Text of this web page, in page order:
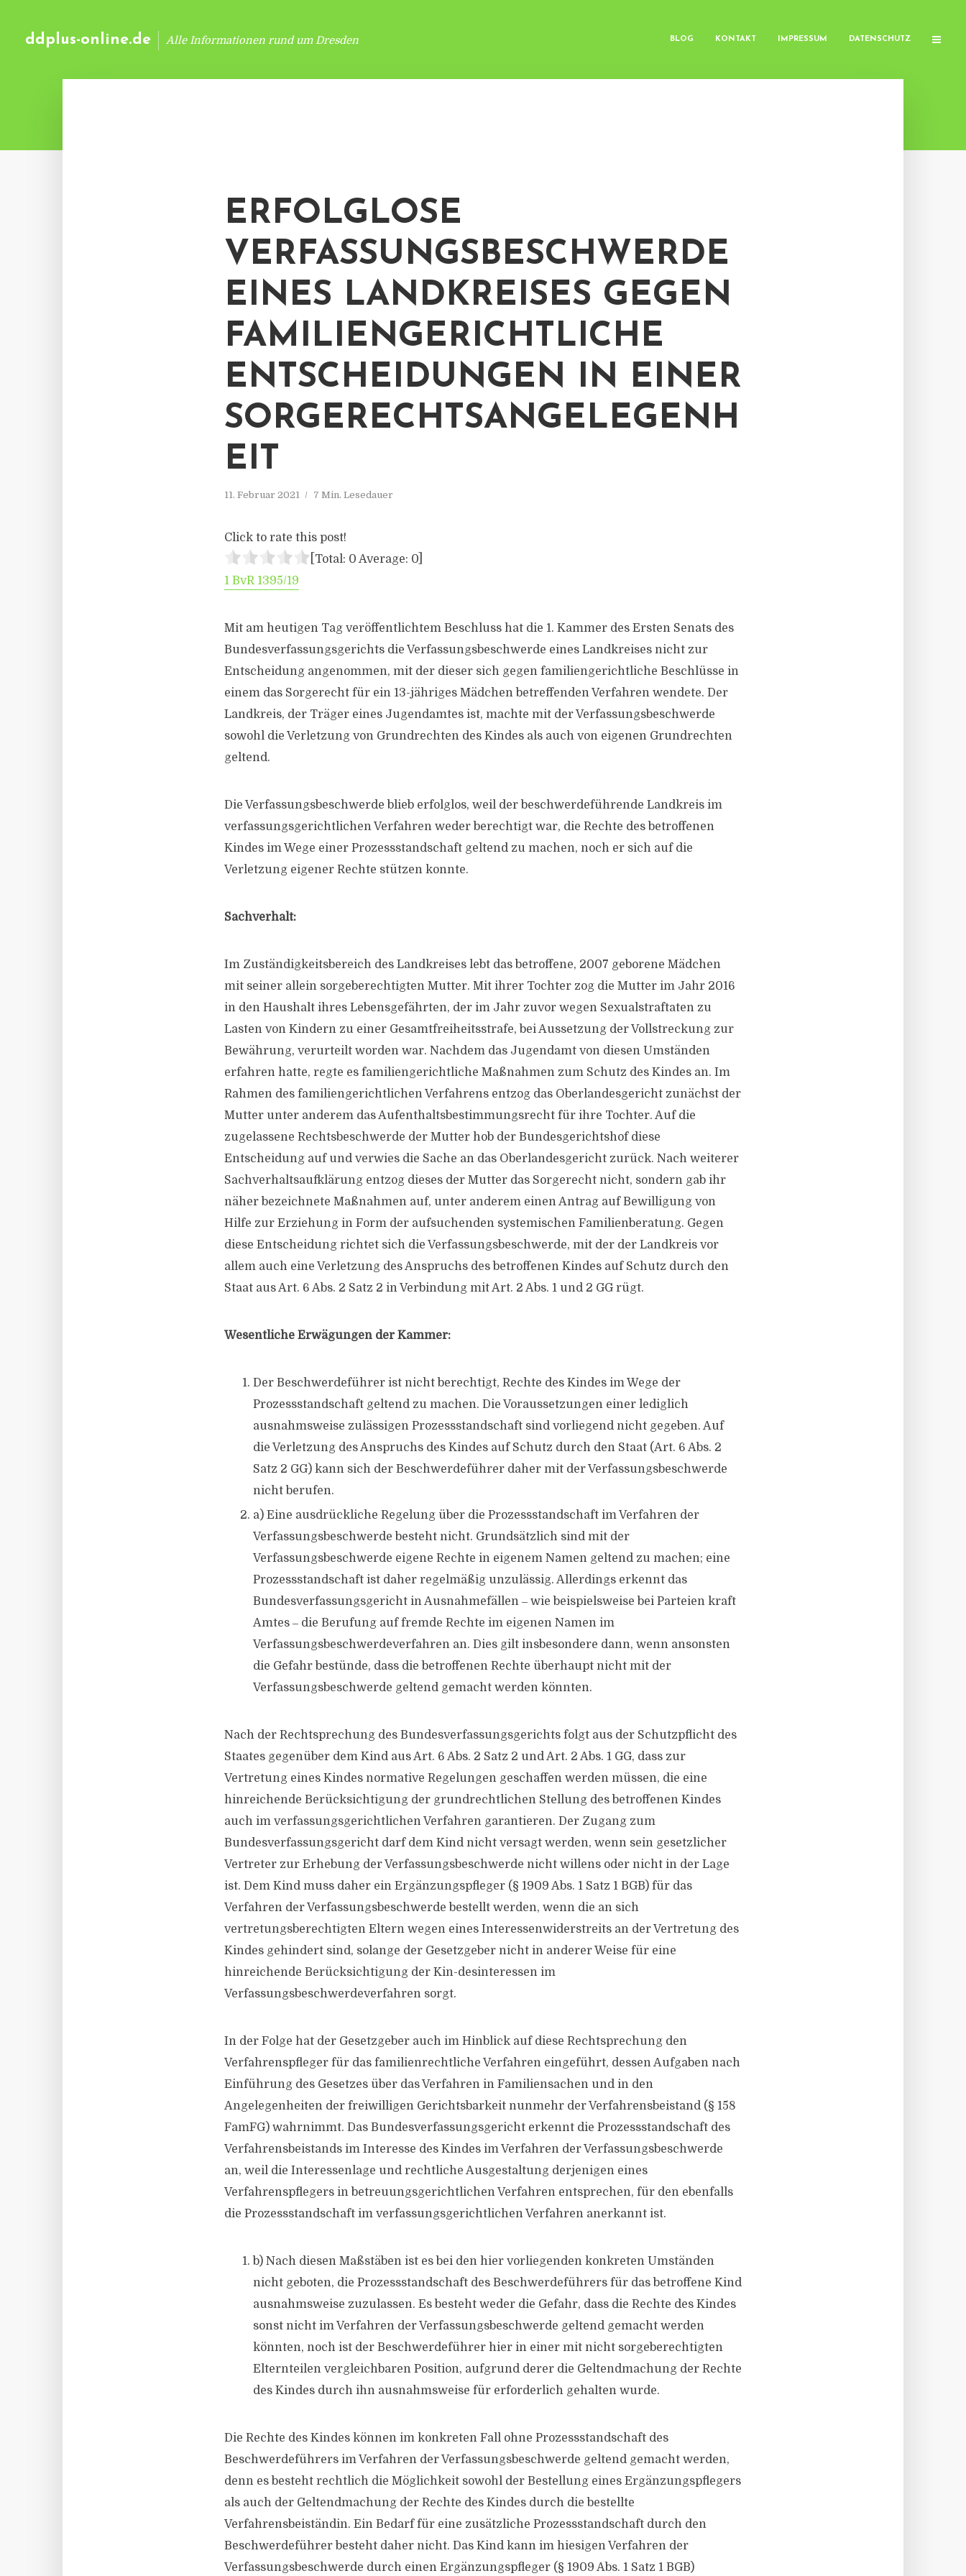
ddplus-online.de Alle Informationen rund um Dresden BLOG KONTAKT IMPRESSUM DATENSCHUTZ
ERFOLGLOSE
VERFASSUNGSBESCHWERDE
EINES LANDKREISES GEGEN
FAMILIENGERICHTLICHE
ENTSCHEIDUNGEN IN EINER
SORGERECHTSANGELEGENH
EIT
11. Februar 2021 7 Min. Lesedauer
Click to rate this post!
[Total: 0 Average: 0
1 BvR 1395/19
Mit am heutigen Tag veröffentlichtem Beschluss hat die 1. Kammer des Ersten Senats des
Bundesverfassungsgerichts die Verfassungsbeschwerde eines Landkreises nicht zur
Entscheidung angenommen, mit der dieser sich gegen familiengerichtliche Beschlüsse in
einem das Sorgerecht für ein 13-jähriges Mädchen betreffenden Verfahren wendete. Der
Landkreis, der Träger eines Jugendamtes ist, machte mit der Verfassungsbeschwerde
sowohl die Verletzung von Grundrechten des Kindes als auch von eigenen Grundrechten
geltend.
Die Verfassungsbeschwerde blieb erfolglos, weil der beschwerdeführende Landkreis im
verfassungsgerichtlichen Verfahren weder berechtigt war, die Rechte des betroffenen
Kindes im Wege einer Prozessstandschaft geltend zu machen, noch er sich auf die
Verletzung eigener Rechte stützen konnte.
Sachverhalt:
Im Zuständigkeitsbereich des Landkreises lebt das betroffene, 2007 geborene Mädchen
mit seiner allein sorgeberechtigten Mutter. Mit ihrer Tochter zog die Mutter im Jahr 2016
in den Haushalt ihres Lebensgefährten, der im Jahr zuvor wegen Sexualstraftaten zu
Lasten von Kindern zu einer Gesamtfreiheitsstrafe, bei Aussetzung der Vollstreckung zur
Bewährung, verurteilt worden war. Nachdem das Jugendamt von diesen Umständen
erfahren hatte, regte es familiengerichtliche Maßnahmen zum Schutz des Kindes an. Im
Rahmen des familiengerichtlichen Verfahrens entzog das Oberlandesgericht zunächst der
Mutter unter anderem das Aufenthaltsbestimmungsrecht für ihre Tochter. Auf die
zugelassene Rechtsbeschwerde der Mutter hob der Bundesgerichtshof diese
Entscheidung auf und verwies die Sache an das Oberlandesgericht zurück. Nach weiterer
Sachverhaltsaufklärung entzog dieses der Mutter das Sorgerecht nicht, sondern gab ihr
näher bezeichnete Maßnahmen auf, unter anderem einen Antrag auf Bewilligung von
Hilfe zur Erziehung in Form der aufsuchenden systemischen Familienberatung. Gegen
diese Entscheidung richtet sich die Verfassungsbeschwerde, mit der der Landkreis vor
allem auch eine Verletzung des Anspruchs des betroffenen Kindes auf Schutz durch den
Staat aus Art. 6 Abs. 2 Satz 2 in Verbindung mit Art. 2 Abs. 1 und 2 GG rügt.
Wesentliche Erwägungen der Kammer:
Der Beschwerdeführer ist nicht berechtigt, Rechte des Kindes im Wege der
Prozessstandschaft geltend zu machen. Die Voraussetzungen einer lediglich
ausnahmsweise zulässigen Prozessstandschaft sind vorliegend nicht gegeben. Auf
die Verletzung des Anspruchs des Kindes auf Schutz durch den Staat (Art. 6 Abs. 2
Satz 2 GG) kann sich der Beschwerdeführer daher mit der Verfassungsbeschwerde
nicht berufen.
a) Eine ausdrückliche Regelung über die Prozessstandschaft im Verfahren der
Verfassungsbeschwerde besteht nicht. Grundsätzlich sind mit der
Verfassungsbeschwerde eigene Rechte in eigenem Namen geltend zu machen; eine
Prozessstandschaft ist daher regelmäßig unzulässig. Allerdings erkennt das
Bundesverfassungsgericht in Ausnahmefällen ‒ wie beispielsweise bei Parteien kraft
Amtes ‒ die Berufung auf fremde Rechte im eigenen Namen im
Verfassungsbeschwerdeverfahren an. Dies gilt insbesondere dann, wenn ansonsten
die Gefahr bestünde, dass die betroffenen Rechte überhaupt nicht mit der
Verfassungsbeschwerde geltend gemacht werden könnten.
Nach der Rechtsprechung des Bundesverfassungsgerichts folgt aus der Schutzpflicht des
Staates gegenüber dem Kind aus Art. 6 Abs. 2 Satz 2 und Art. 2 Abs. 1 GG, dass zur
Vertretung eines Kindes normative Regelungen geschaffen werden müssen, die eine
hinreichende Berücksichtigung der grundrechtlichen Stellung des betroffenen Kindes
auch im verfassungsgerichtlichen Verfahren garantieren. Der Zugang zum
Bundesverfassungsgericht darf dem Kind nicht versagt werden, wenn sein gesetzlicher
Vertreter zur Erhebung der Verfassungsbeschwerde nicht willens oder nicht in der Lage
ist. Dem Kind muss daher ein Ergänzungspfleger (§ 1909 Abs. 1 Satz 1 BGB) für das
Verfahren der Verfassungsbeschwerde bestellt werden, wenn die an sich
vertretungsberechtigten Eltern wegen eines Interessenwiderstreits an der Vertretung des
Kindes gehindert sind, solange der Gesetzgeber nicht in anderer Weise für eine
hinreichende Berücksichtigung der Kin-desinteressen im
Verfassungsbeschwerdeverfahren sorgt.
In der Folge hat der Gesetzgeber auch im Hinblick auf diese Rechtsprechung den
Verfahrenspfleger für das familienrechtliche Verfahren eingeführt, dessen Aufgaben nach
Einführung des Gesetzes über das Verfahren in Familiensachen und in den
Angelegenheiten der freiwilligen Gerichtsbarkeit nunmehr der Verfahrensbeistand (§ 158
FamFG) wahrnimmt. Das Bundesverfassungsgericht erkennt die Prozessstandschaft des
Verfahrensbeistands im Interesse des Kindes im Verfahren der Verfassungsbeschwerde
an, weil die Interessenlage und rechtliche Ausgestaltung derjenigen eines
Verfahrenspflegers in betreuungsgerichtlichen Verfahren entsprechen, für den ebenfalls
die Prozessstandschaft im verfassungsgerichtlichen Verfahren anerkannt ist.
b) Nach diesen Maßstäben ist es bei den hier vorliegenden konkreten Umständen
nicht geboten, die Prozessstandschaft des Beschwerdeführers für das betroffene Kind
ausnahmsweise zuzulassen. Es besteht weder die Gefahr, dass die Rechte des Kindes
sonst nicht im Verfahren der Verfassungsbeschwerde geltend gemacht werden
könnten, noch ist der Beschwerdeführer hier in einer mit nicht sorgeberechtigten
Elternteilen vergleichbaren Position, aufgrund derer die Geltendmachung der Rechte
des Kindes durch ihn ausnahmsweise für erforderlich gehalten wurde.
Die Rechte des Kindes können im konkreten Fall ohne Prozessstandschaft des
Beschwerdeführers im Verfahren der Verfassungsbeschwerde geltend gemacht werden,
denn es besteht rechtlich die Möglichkeit sowohl der Bestellung eines Ergänzungspflegers
als auch der Geltendmachung der Rechte des Kindes durch die bestellte
Verfahrensbeiständin. Ein Bedarf für eine zusätzliche Prozessstandschaft durch den
Beschwerdeführer besteht daher nicht. Das Kind kann im hiesigen Verfahren der
Verfassungsbeschwerde durch einen Ergänzungspfleger (§ 1909 Abs. 1 Satz 1 BGB)